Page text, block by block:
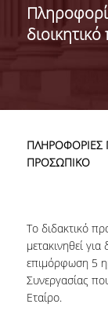
ΠΛΗΡΟΦΟΡΙΕΣ
ΠΡΟΣΩΠΙΚΟ
To διδακτικό
μετακινηθεί
επιμόρφωση 5
Συνεργασίας
Εταίρο.